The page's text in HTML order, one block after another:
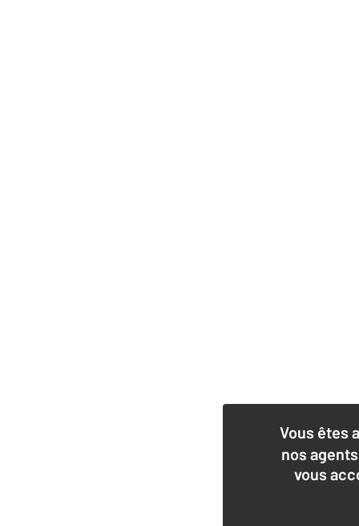
Vous êtes
nos
vous